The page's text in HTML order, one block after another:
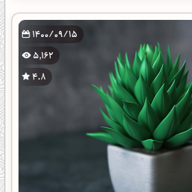
1400/09/15
5,162
4.8